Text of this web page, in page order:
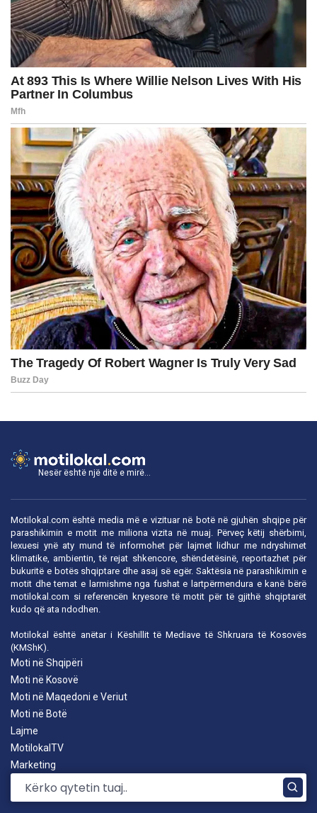
Nesër është një ditë e mirë...
Motilokal.com është media më e vizituar në botë në gjuhën shqipe për
parashikimin e motit me miliona vizita në muaj. Përveç këtij shërbimi,
lexuesi ynë aty mund të informohet për lajmet lidhur me ndryshimet
klimatike, ambientin, të rejat shkencore, shëndetësinë, reportazhet për
bukuritë e botës shqiptare dhe asaj së egër. Saktësia në parashikimin e
motit dhe temat e larmishme nga fushat e lartpërmendura e kanë bërë
motilokal.com si referencën kryesore të motit për të gjithë shqiptarët
kudo që ata ndodhen.
Motilokal është anëtar i Këshillit të Mediave të Shkruara të Kosovës
(KMShK).
Moti në Shqipëri
Moti në Kosovë
Moti në Maqedoni e Veriut
Moti në Botë
Lajme
MotilokalTV
Marketing